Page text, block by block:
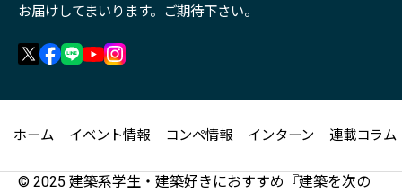
お届けしてまいります。ご期待下さい。
ホーム イベント情報 コンペ情報 インターン 連載コラム
© 2025 建築系学生・建築好きにおすすめ『建築を次の